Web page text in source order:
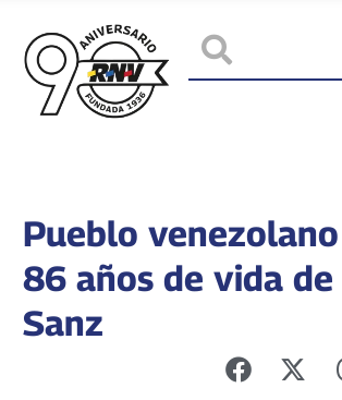
Pueblo
86 años de vida de
Sanz